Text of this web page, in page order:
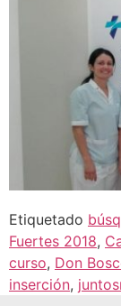
Etiquetado
Fuertes 2018,
curso, Don
inserción,